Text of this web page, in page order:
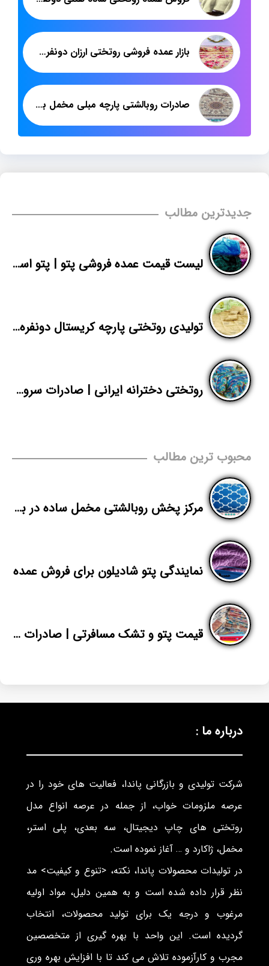
بازار عمده فروشی روتختی ارزان دونفره کرج
صادرات روبالشتی پارچه مبلی مخمل به عراق
جدیدترین مطالب
لیست قیمت عمده فروشی پتو | پتو اسپانیایی گل برجسته لاله | پاندا
تولیدی روتختی پارچه کریستال دونفره با بهترین قیمت
روتختی دخترانه ایرانی | صادرات سرویس خواب یک نفره پلی استر به افغانستان
محبوب ترین مطالب
مرکز پخش روبالشتی مخمل ساده در بازار
نمایندگی پتو شادیلون برای فروش عمده
قیمت پتو و تشک مسافرتی | صادرات انواع تشک مسافرتی اصفهان | پاندا
درباره ما :
شرکت تولیدی و بازرگانی پاندا، فعالیت های خود را در
عرصه ملزومات خواب، از جمله در عرصه انواع مدل
روتختی های چاپ دیجیتال، سه بعدی، پلی استر،
مخمل، ژاکارد و … آغاز نموده است.
در تولیدات محصولات پاندا، نکته، <تنوع و کیفیت> مد
نظر قرار داده شده است و به همین دلیل، مواد اولیه
مرغوب و درجه یک برای تولید محصولات، انتخاب
گردیده است. این واحد با بهره گیری از متخصصین
مجرب و کارآزموده تلاش می کند تا با افزایش بهره وری